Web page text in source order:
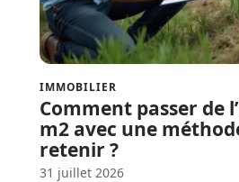
IMMOBILIER
Comment passer de
m2 avec une
retenir ?
31 juillet 2026